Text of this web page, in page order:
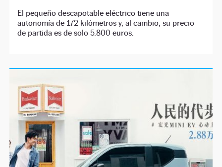
El pequeño descapotable eléctrico tiene una
autonomía de 172 kilómetros y, al cambio, su precio
de partida es de solo 5.800 euros.